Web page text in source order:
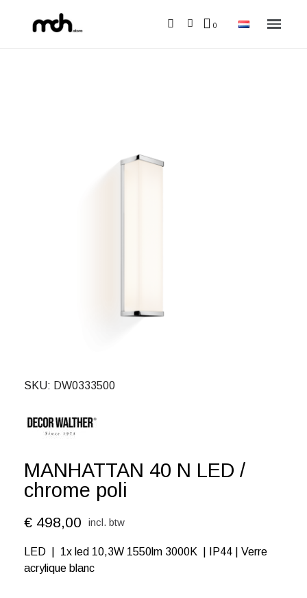
SKU DW0333500
MANHATTAN 40 N LED /
chrome poli
€ 498,00 incl. btw
LED | 1x led 10,3W 1550lm 3000K | IP44 | Verre
acrylique blanc